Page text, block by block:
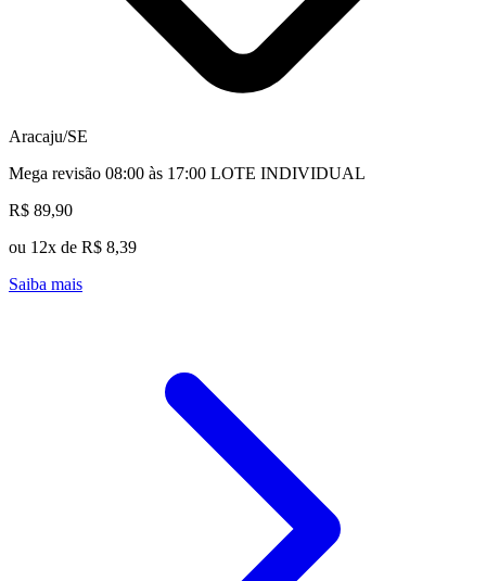
Aracaju/SE
Mega revisão 08:00 às 17:00 LOTE INDIVIDUAL
R$ 89,90
ou 12x de R$ 8,39
Saiba mais